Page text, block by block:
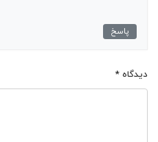
پاسخ
دیدگاه *